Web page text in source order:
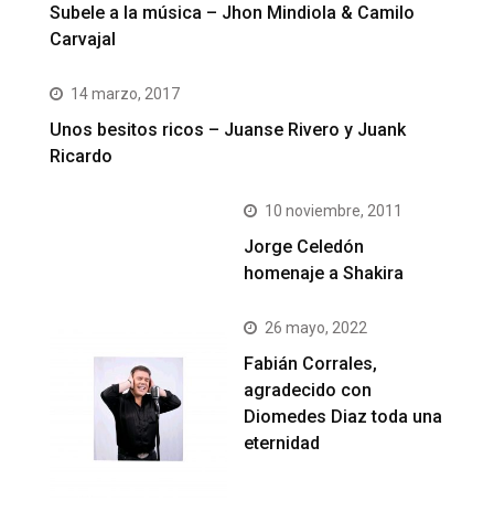
Subele a la música – Jhon Mindiola & Camilo
Carvajal
14 marzo, 2017
Unos besitos ricos – Juanse Rivero y Juank
Ricardo
10 noviembre, 2011
Jorge Celedón
homenaje a Shakira
26 mayo, 2022
Fabián Corrales,
agradecido con
Diomedes Diaz toda una
eternidad